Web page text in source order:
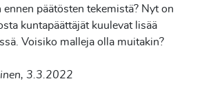
päätösten tekemistä? Nyt on
kuntapäättäjät kuulevat lisää
Voisiko malleja olla muitakin?
3.3.2022